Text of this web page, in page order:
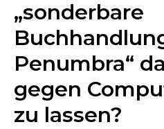
„sonderbare
Penumbra“
gegen
zu lassen?